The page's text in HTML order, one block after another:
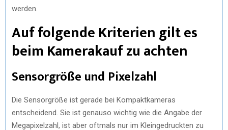
werden.
Auf folgende Kriterien gilt es
beim Kamerakauf zu achten
Sensorgröße und Pixelzahl
Die Sensorgröße ist gerade bei Kompaktkameras
entscheidend. Sie ist genauso wichtig wie die Angabe der
Megapixelzahl, ist aber oftmals nur im Kleingedruckten zu